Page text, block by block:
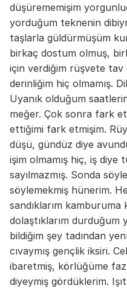
düşürememişim
yorduğum teknenin
taşlarla güldürmüşüm
birkaç dostum olmuş,
için verdiğim rüşvete tav
derinliğim hiç olmamış.
Uyanık olduğum
meğer. Çok sonra fark
ettiğimi fark etmişim.
düşü, gündüz diye
işim olmamış hiç, iş diye
sayılmazmış. Sonda
söylemekmiş hünerim.
sandıklarım
dolaştıklarım durduğum
bildiğim şey tadından
cıvaymış gençlik iksiri.
ibaretmiş, körlüğüme
diyeymiş gördüklerim.